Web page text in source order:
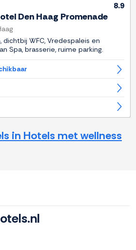
8.9
Den Haag Promenade
WFC, Vredespaleis en
Spa, brasserie, ruime parking.
in Hotels met wellness